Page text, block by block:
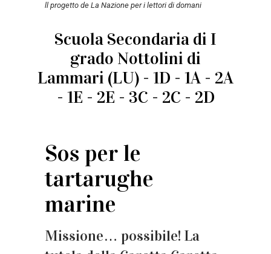
ll progetto de La Nazione per i lettori di domani
Scuola Secondaria di I
grado Nottolini di
Lammari (LU) - 1D - 1A - 2A
- 1E - 2E - 3C - 2C - 2D
Sos per le
tartarughe
marine
Missione… possibile! La